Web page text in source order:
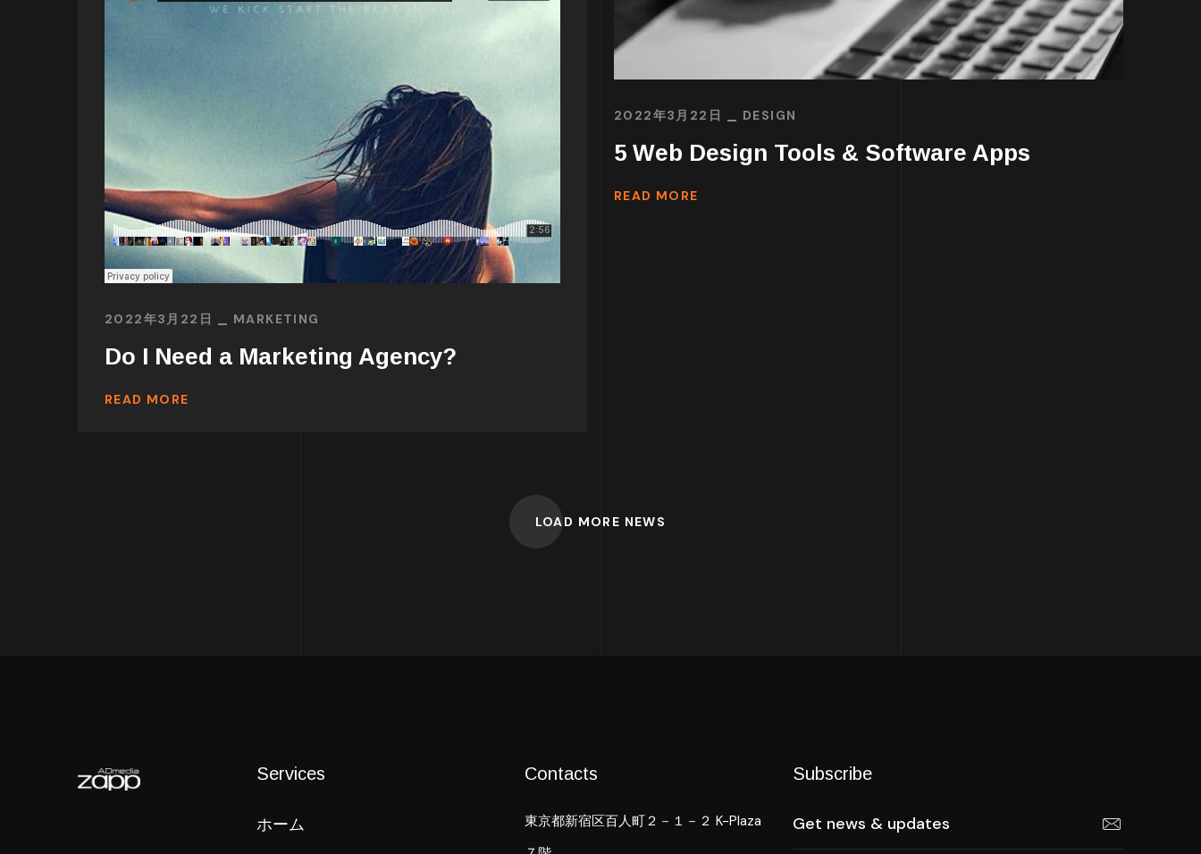
2022年3月22日 DESIGN
5 Web Design Tools & Software Apps
READ MORE
2022年3月22日 MARKETING
Do I Need a Marketing Agency?
READ MORE
LOAD MORE NEWS
Services
ホーム
Contacts
東京都新宿区百人町２－１－２ K-Plaza
Subscribe